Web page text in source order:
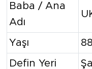
Baba / Ana
Adı
Yaşı 88
Defin Yeri